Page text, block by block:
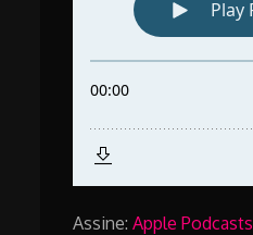
Assine:Apple Podcasts